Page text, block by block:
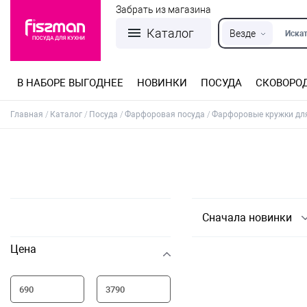
Каталог Везде
Забрать из магазина
В НАБОРЕ ВЫГОДНЕЕ НОВИНКИ ПОСУДА
Главная Каталог Посуда Фарфоровая посуда Фарфоровые кружки
Цена
Сначала новинки